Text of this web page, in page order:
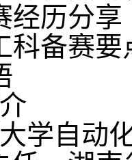
经历分享
科备赛要
学自动